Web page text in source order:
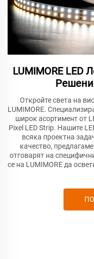
LUMIMORE LED
Откройте света на
LUMIMORE.
широк асортимент от
Pixel LED Strip. Нашите
всяка проектна
качество,
отговарят на
се на LUMIMORE да